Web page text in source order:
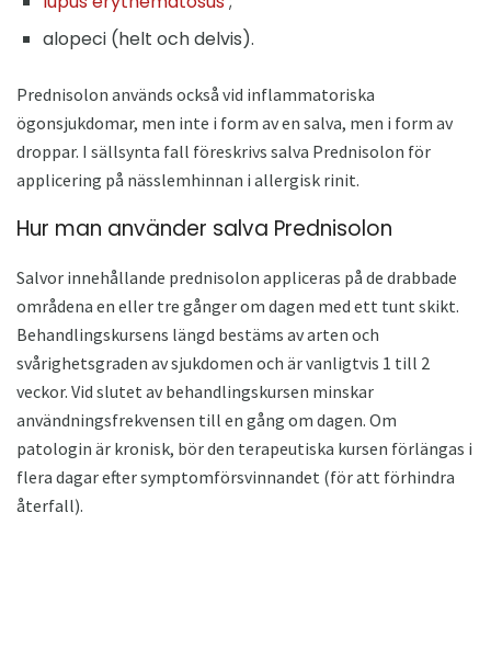
alopeci (helt och delvis).
Prednisolon används också vid inflammatoriska
ögonsjukdomar, men inte i form av en salva, men i form av
droppar. I sällsynta fall föreskrivs salva Prednisolon för
applicering på nässlemhinnan i allergisk rinit.
Hur man använder salva Prednisolon
Salvor innehållande prednisolon appliceras på de drabbade
områdena en eller tre gånger om dagen med ett tunt skikt.
Behandlingskursens längd bestäms av arten och
svårighetsgraden av sjukdomen och är vanligtvis 1 till 2
veckor. Vid slutet av behandlingskursen minskar
användningsfrekvensen till en gång om dagen. Om
patologin är kronisk, bör den terapeutiska kursen förlängas i
flera dagar efter symptomförsvinnandet (för att förhindra
återfall).